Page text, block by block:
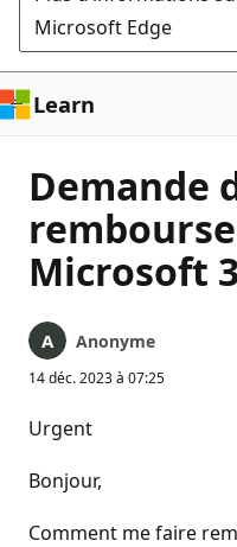
Microsoft Edge
Learn
Demande
Microsoft
Anonyme
14 déc. 2023 à 07:25
Urgent
Bonjour,
Comment me faire